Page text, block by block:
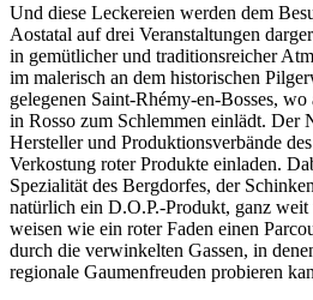
Und diese Leckereien werden dem
Aostatal auf drei Veranstaltungen
in gemütlicher und traditionsreicher
im malerisch an dem historischen
gelegenen Saint-Rhémy-en-Bosses,
in Rosso zum Schlemmen einlädt. Der
Hersteller und Produktionsverbände
Verkostung roter Produkte einladen.
Spezialität des Bergdorfes, der
natürlich ein D.O.P.-Produkt, ganz
weisen wie ein roter Faden einen
durch die verwinkelten Gassen, in
regionale Gaumenfreuden probieren